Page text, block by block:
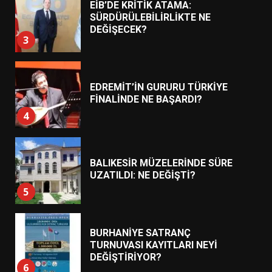
4
EDREMİT’İN GURURU TÜRKİYE
FİNALİNDE NE BAŞARDI?
5
BALIKESİR MÜZELERİNDE SÜRE
UZATILDI: NE DEĞİŞTİ?
6
BURHANİYE SATRANÇ
TURNUVASI KAYITLARI NEYİ
BURHANİYE BELEDİYESPOR’DA
YENİ YÖNETİM NASIL
ŞEKİLLENDİ?